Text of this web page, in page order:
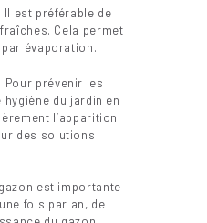
est préférable de
Cela permet
évaporation.
prévenir les
du jardin en
l’apparition
des solutions
est importante
fois par an, de